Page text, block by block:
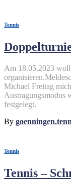
Tennis
Am 18.05.2023
Michael Freitag
Austragungsmodus
festgelegt.
By
Tennis
Tennis –